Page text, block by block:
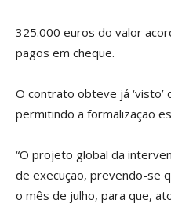
325.000 euros do valor
pagos em cheque.
O contrato obteve já ‘visto’
permitindo a formalização
“O projeto global da
de execução, prevendo-se
o mês de julho, para que,